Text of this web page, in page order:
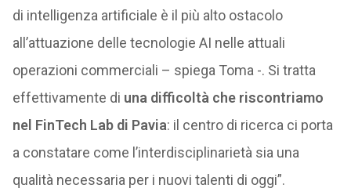
di intelligenza artificiale è il più alto ostacolo
all’attuazione delle tecnologie AI nelle attuali
operazioni commerciali – spiega Toma -. Si tratta
effettivamente di una difficoltà che riscontriamo
nel FinTech Lab di Pavia: il centro di ricerca ci porta
a constatare come l’interdisciplinarietà sia una
qualità necessaria per i nuovi talenti di oggi”.